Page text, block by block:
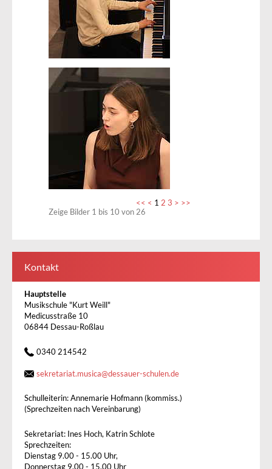
<< < 1 2 3 > >>
Zeige Bilder 1 bis 10 von 26
Kontakt
Hauptstelle
Musikschule "Kurt Weill"
Medicusstraße 10
06844 Dessau-Roßlau
0340 214542
sekretariat.musica@dessauer-schulen.de
Schulleiterin: Annemarie Hofmann (kommiss.)
(Sprechzeiten nach Vereinbarung)
Sekretariat: Ines Hoch, Katrin Schlote
Sprechzeiten:
Dienstag 9.00 - 15.00 Uhr,
Donnerstag 9.00 - 15.00 Uhr